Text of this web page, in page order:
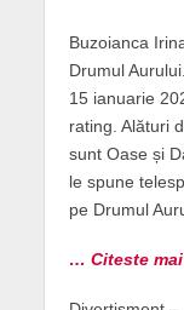
Buzoianca
Drumul
15 ianuarie
rating. Alături
sunt Oase și
le spune
pe Drumul
… Citeste